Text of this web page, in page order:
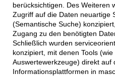
berücksichtigen. Des Weiteren
Zugriff auf die Daten neuartige
(Semantische Suche)
Zugang zu den benötigten
Schließlich wurden
konzipiert, mit denen Tools
Auswertewerkzeuge) direkt auf
Informationsplattformen in